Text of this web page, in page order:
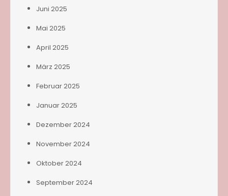
Juni 2025
Mai 2025
April 2025
März 2025
Februar 2025
Januar 2025
Dezember 2024
November 2024
Oktober 2024
September 2024